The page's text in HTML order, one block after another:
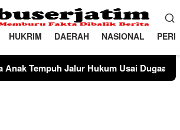
HUKRIM DAERAH NASIONAL
Usai Dugaan Perselingkuhan Suami